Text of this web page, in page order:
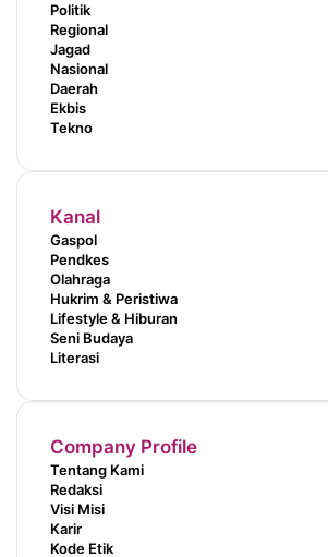
Politik
Regional
Jagad
Nasional
Daerah
Ekbis
Tekno
Kanal
Gaspol
Pendkes
Olahraga
Hukrim & Peristiwa
Lifestyle & Hiburan
Seni Budaya
Literasi
Company Profile
Tentang Kami
Redaksi
Visi Misi
Karir
Kode Etik